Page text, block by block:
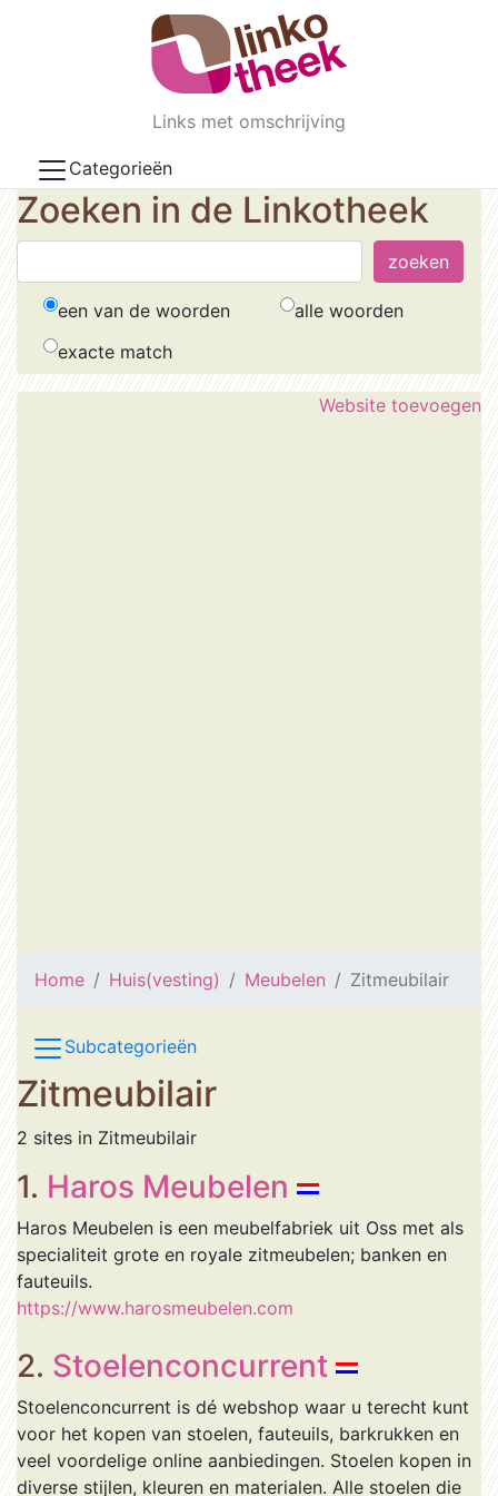
Skip to main content
Links met omschrijving
Categorieën
Zoeken in de Linkotheek
een van de woorden
alle woorden
exacte match
Website toevoegen
Home Huis(vesting) Meubelen Zitmeubilair
Subcategorieën
Zitmeubilair
2 sites in Zitmeubilair
1. Haros Meubelen
Haros Meubelen is een meubelfabriek uit Oss met als
specialiteit grote en royale zitmeubelen; banken en
fauteuils.
https://www.harosmeubelen.com
2. Stoelenconcurrent
Stoelenconcurrent is dé webshop waar u terecht kunt
voor het kopen van stoelen, fauteuils, barkrukken en
veel voordelige online aanbiedingen. Stoelen kopen in
diverse stijlen, kleuren en materialen. Alle stoelen die